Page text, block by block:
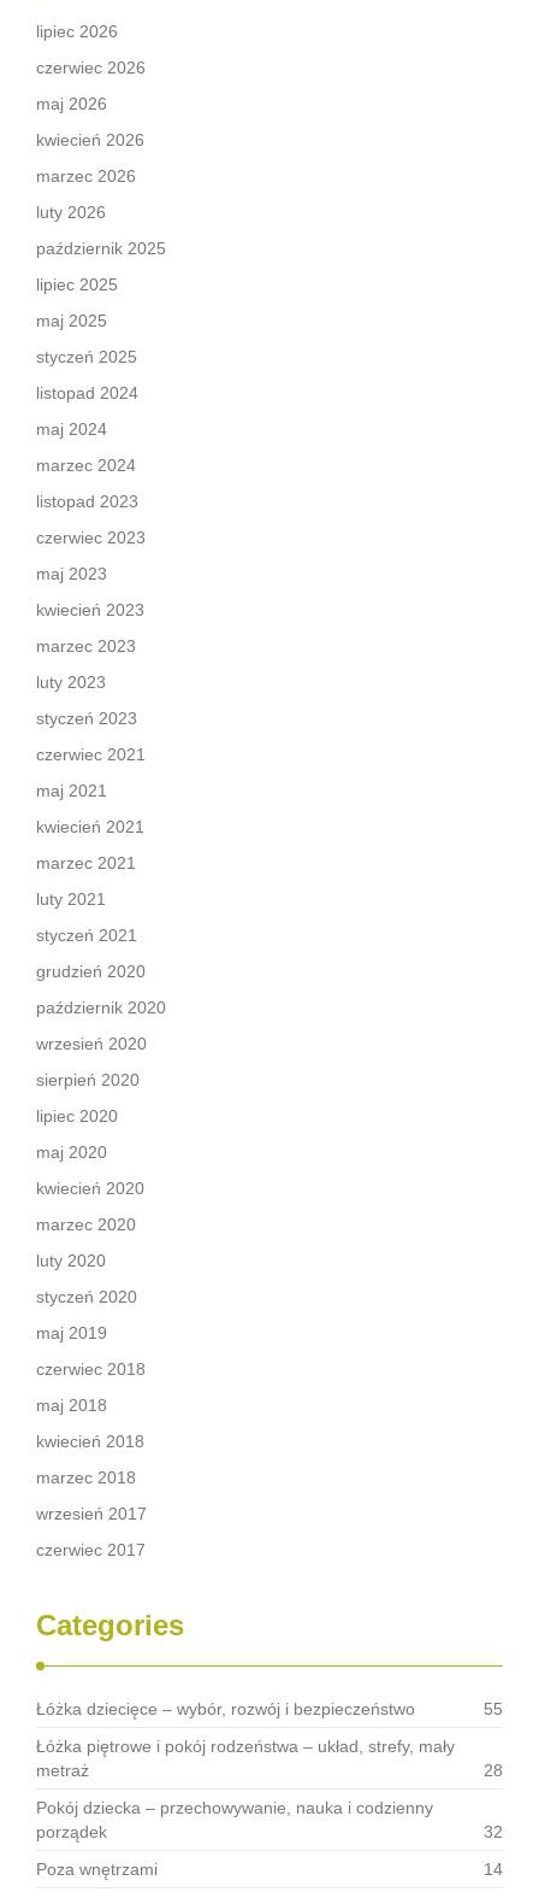
lipiec 2026
czerwiec 2026
maj 2026
kwiecień 2026
marzec 2026
luty 2026
październik 2025
lipiec 2025
maj 2025
styczeń 2025
listopad 2024
maj 2024
marzec 2024
listopad 2023
czerwiec 2023
maj 2023
kwiecień 2023
marzec 2023
luty 2023
styczeń 2023
czerwiec 2021
maj 2021
kwiecień 2021
marzec 2021
luty 2021
styczeń 2021
grudzień 2020
październik 2020
wrzesień 2020
sierpień 2020
lipiec 2020
maj 2020
kwiecień 2020
marzec 2020
luty 2020
styczeń 2020
maj 2019
czerwiec 2018
maj 2018
kwiecień 2018
marzec 2018
wrzesień 2017
czerwiec 2017
Categories
Łóżka dziecięce – wybór, rozwój i bezpieczeństwo
55
Łóżka piętrowe i pokój rodzeństwa – układ, strefy, mały
metraż
28
Pokój dziecka – przechowywanie, nauka i codzienny
porządek
32
Poza wnętrzami
14